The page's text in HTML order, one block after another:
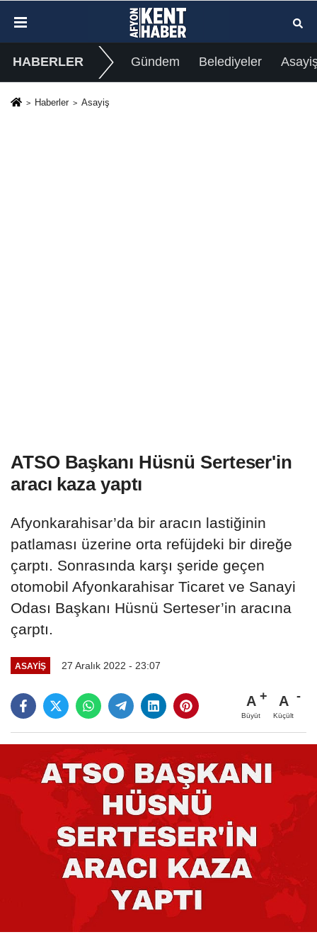
HABERLER Gündem Belediyeler
Haberler Asayiş
ATSO Başkanı Hüsnü Serteser'in
aracı kaza yaptı
Afyonkarahisar’da bir aracın lastiğinin
patlaması üzerine orta refüjdeki bir direğe
çarptı. Sonrasında karşı şeride geçen
otomobil Afyonkarahisar Ticaret ve Sanayi
Odası Başkanı Hüsnü Serteser’in aracına
çarptı.
ASAYIŞ 27 Aralık 2022 - 23:07
A
Büyüt
A
Küçült